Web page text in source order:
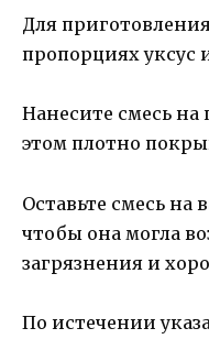
Для
пропорциях уксус
Нанесите смесь
этом плотно
Оставьте смесь на
чтобы она могла
загрязнения и
По истечении